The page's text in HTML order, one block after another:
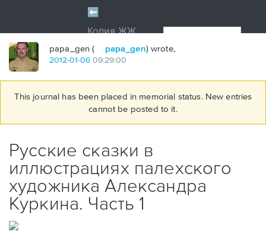
papa_gen ( papa_gen) wrote,
2012-01-06 09:29:00
This journal has been placed in memorial status. New entries
cannot be posted to it.
Русские сказки в
иллюстрациях палехского
художника Александра
Куркина. Часть 1